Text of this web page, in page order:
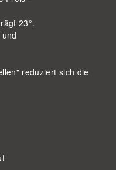
23°.
reduziert sich die